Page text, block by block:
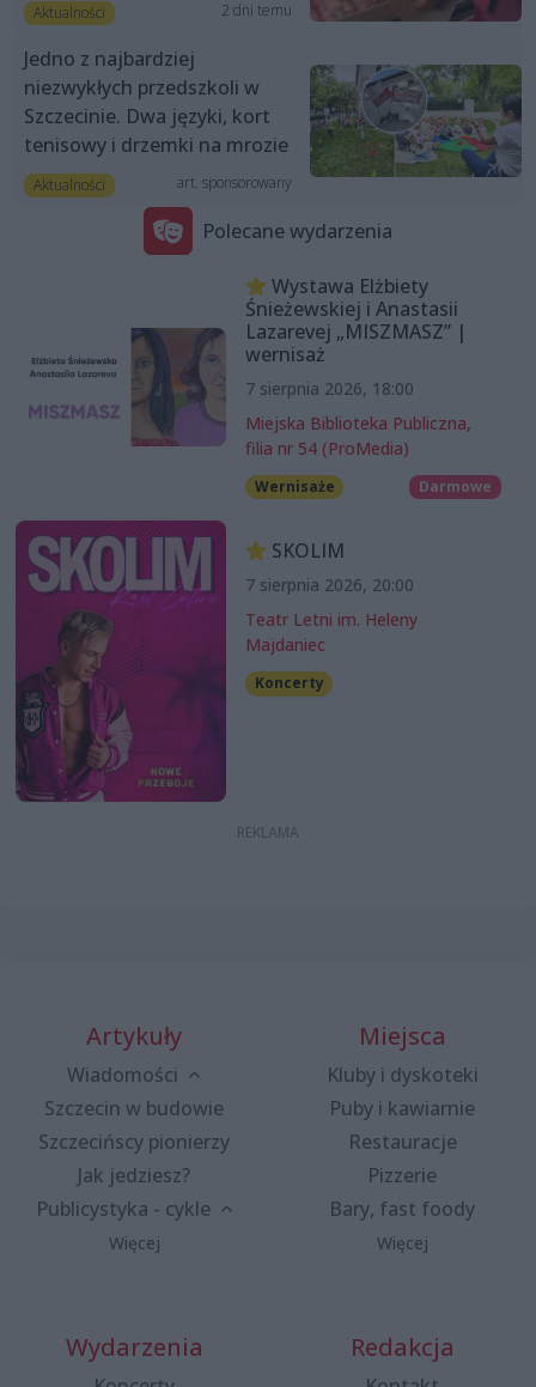
Aktualności 2 dni temu
Jedno z najbardziej
niezwykłych przedszkoli w
Szczecinie. Dwa języki, kort
tenisowy i drzemki na mrozie
Aktualności art. sponsorowany
Polecane wydarzenia
Wystawa Elżbiety
Śnieżewskiej i Anastasii
Lazarevej „MISZMASZ” |
wernisaż
7 sierpnia 2026, 18:00
Miejska Biblioteka Publiczna,
filia nr 54 (ProMedia)
Wernisaże Darmowe
SKOLIM
7 sierpnia 2026, 20:00
Teatr Letni im. Heleny
Majdaniec
Koncerty
Artykuły
Wiadomości
Szczecin w budowie
Szczecińscy pionierzy
Jak jedziesz?
Publicystyka - cykle
Więcej
Miejsca
Kluby i dyskoteki
Puby i kawiarnie
Restauracje
Pizzerie
Bary, fast foody
Więcej
Wydarzenia Redakcja